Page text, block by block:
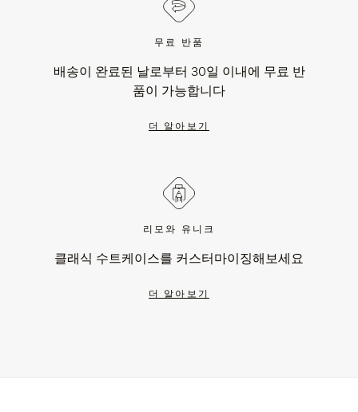
무료 반품
배송이 완료된 날로부터 30일 이내에 무료 반
품이 가능합니다
더 알아보기
리모와 유니크
클래식 수트케이스를 커스터마이징해보세요
더 알아보기